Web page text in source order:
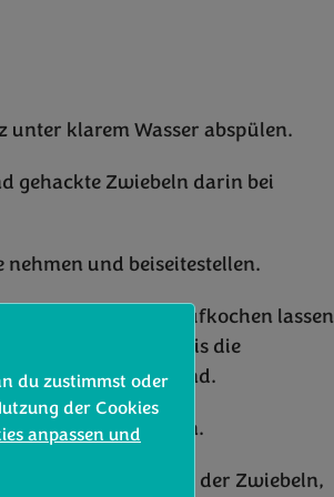
unter klarem Wasser abspülen.
gehackte Zwiebeln darin bei
und beiseitestellen.
geben, kurz aufkochen lassen
30 köcheln lassen, bis die
haben und weich sind.
3-4 Minuten dünsten.
die andere Hälfte der Zwiebeln,
du zustimmst oder
der Cookies
anpassen und